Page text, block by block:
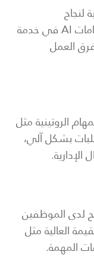
لنجاح
المؤسسات، ولذلك فإن أفضل استخدامات AI في خدمة
العمل
الروتينية مثل
بشكل آلي،
لدى الموظفين
العالية مثل
المهمة.